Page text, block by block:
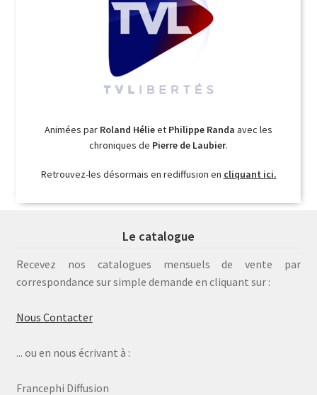
Animées par Roland Hélieet Philippe Randa avec les
chroniques de Pierre de Laubier.
Retrouvez-les désormais en rediffusion en cliquant ici.
Le catalogue
Recevez nos catalogues mensuels de vente par
correspondance sur simple demande en cliquant sur :
Nous Contacter
... ou en nous écrivant à :
Francephi Diffusion